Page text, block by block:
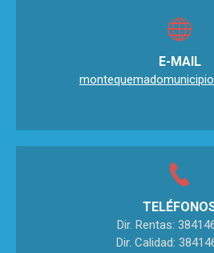
E-MAIL
Dir. Rentas:
Dir. Calidad: